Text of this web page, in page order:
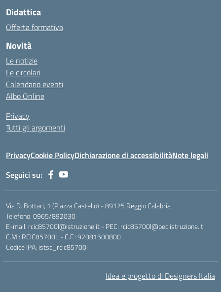
Didattica
Offerta formativa
Novità
Le notizie
Le circolari
Calendario eventi
Albo Online
Privacy
Tutti gli argomenti
PrivacyCookie PolicyDichiarazione di accessibilitàNote legali
Seguici su:
Via D. Bottari, 1 (Piazza Castello) - 89125 Reggio Calabria
Telefono: 0965/892030
E-mail: rcic85700l@istruzione.it - PEC: rcic85700l@pec.istruzione.it
C.M.: RCIC85700L - C.F.: 92081500800
Codice IPA: istsc_rcic85700l
Idea e progetto di Designers Italia